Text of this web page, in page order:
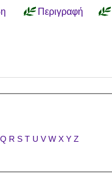
Περιγραφή
Q R S T U V W X Y Z